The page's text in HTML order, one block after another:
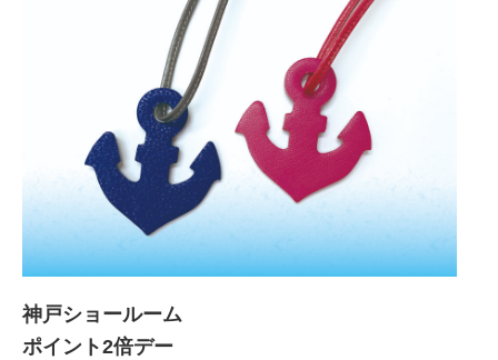
神戸ショールーム
ポイント2倍デー